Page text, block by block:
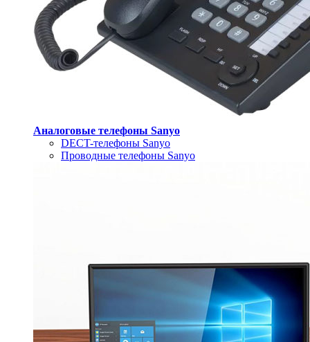
Аналоговые телефоны Sanyo
DECT-телефоны Sanyo
Проводные телефоны Sanyo